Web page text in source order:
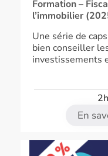
Formation –
l’immobilier
Une série de
bien conseiller
investissements
En